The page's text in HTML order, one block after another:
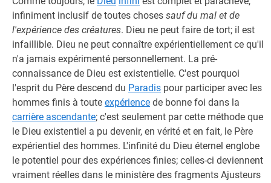
infiniment inclusif de toutes choses sauf du mal et de
l'expérience des créatures. Dieu ne peut faire de tort; il est
infaillible. Dieu ne peut connaître expérientiellement ce qu'il
n'a jamais expérimenté personnellement. La pré-
connaissance de Dieu est existentielle. C'est pourquoi
l'esprit du Père descend du Paradis pour participer avec les
hommes finis à toute expérience de bonne foi dans la
carrière ascendante; c'est seulement par cette méthode que
le Dieu existentiel a pu devenir, en vérité et en fait, le Père
expérientiel des hommes. L'infinité du Dieu éternel englobe
le potentiel pour des expériences finies; celles-ci deviennent
vraiment réelles dans le ministère des fragments Ajusteurs